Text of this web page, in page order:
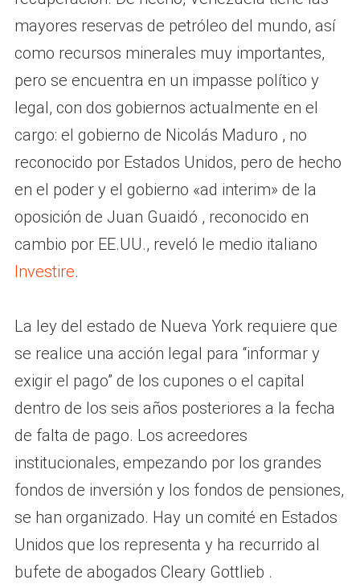
mayores reservas de petróleo del mundo, así
como recursos minerales muy importantes,
pero se encuentra en un impasse político y
legal, con dos gobiernos actualmente en el
cargo: el gobierno de Nicolás Maduro , no
reconocido por Estados Unidos, pero de hecho
en el poder y el gobierno «ad interim» de la
oposición de Juan Guaidó , reconocido en
cambio por EE.UU., reveló le medio italiano
Investire.
La ley del estado de Nueva York requiere que
se realice una acción legal para “informar y
exigir el pago” de los cupones o el capital
dentro de los seis años posteriores a la fecha
de falta de pago. Los acreedores
institucionales, empezando por los grandes
fondos de inversión y los fondos de pensiones,
se han organizado. Hay un comité en Estados
Unidos que los representa y ha recurrido al
bufete de abogados Cleary Gottlieb .